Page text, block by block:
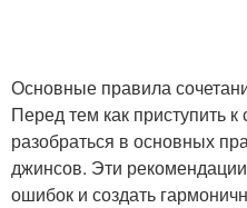
Основные правила
Перед тем как приступить
разобраться в основных
джинсов. Эти
ошибок и создать